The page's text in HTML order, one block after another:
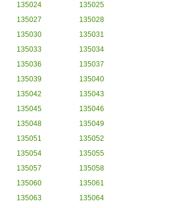
135024
135025
135027
135028
135030
135031
135033
135034
135036
135037
135039
135040
135042
135043
135045
135046
135048
135049
135051
135052
135054
135055
135057
135058
135060
135061
135063
135064